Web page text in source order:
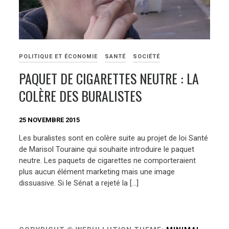
POLITIQUE ET ÉCONOMIE SANTÉ SOCIÉTÉ
PAQUET DE CIGARETTES NEUTRE : LA
COLÈRE DES BURALISTES
25 NOVEMBRE 2015
Les buralistes sont en colère suite au projet de loi Santé
de Marisol Touraine qui souhaite introduire le paquet
neutre. Les paquets de cigarettes ne comporteraient
plus aucun élément marketing mais une image
dissuasive. Si le Sénat a rejeté la […]